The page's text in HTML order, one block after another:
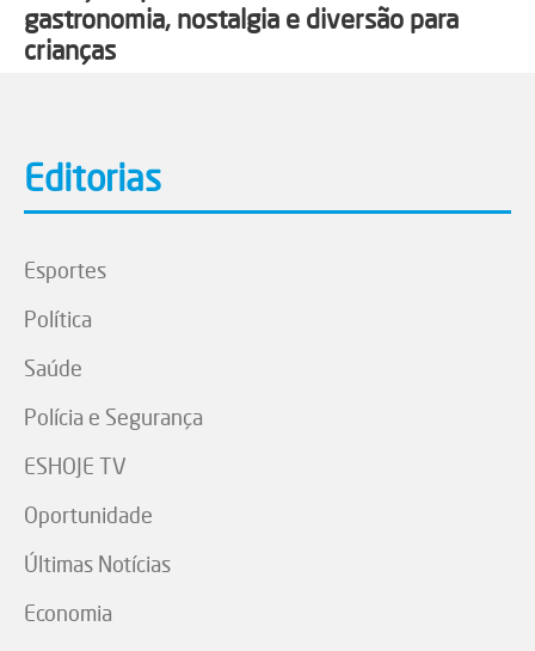
gastronomia, nostalgia e diversão para
crianças
Editorias
Esportes
Política
Saúde
Polícia e Segurança
ESHOJE TV
Oportunidade
Últimas Notícias
Economia